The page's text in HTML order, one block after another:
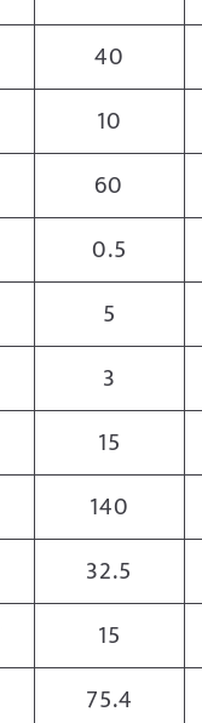
40
10
60
0.5
5
3
15
140
32.5
15
75.4